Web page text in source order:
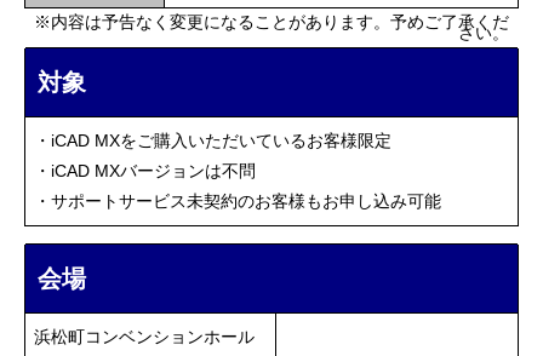
※内容は予告なく変更になることがあります。予めご了承くだ
さい。
対象
・iCAD MXをご購入いただいているお客様限定
・iCAD MXバージョンは不問
・サポートサービス未契約のお客様もお申し込み可能
会場
浜松町コンベンションホール